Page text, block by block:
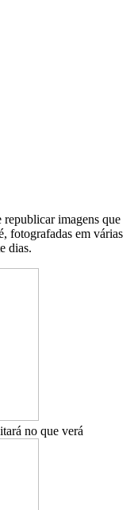
imagens que
fotografadas em várias
dias.
no que verá